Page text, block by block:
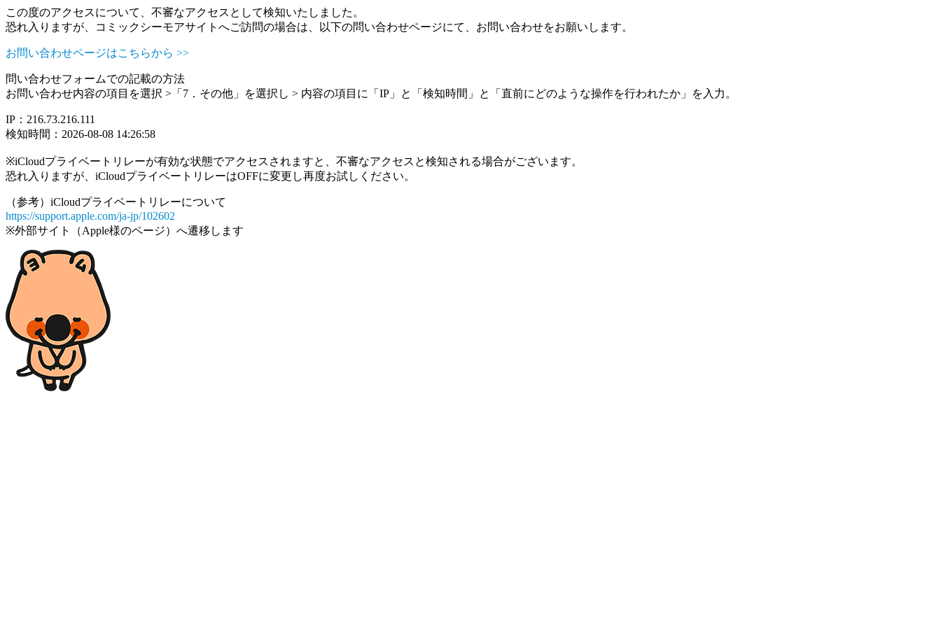
この度のアクセスについて、不審なアクセスとして検知いたしました。
恐れ入りますが、コミックシーモアサイトへご訪問の場合は、以下の問い合わせページにて、お問い合わせをお願いします。
お問い合わせページはこちらから >>
問い合わせフォームでの記載の方法
お問い合わせ内容の項目を選択 >「7．その他」を選択し > 内容の項目に「IP」と「検知時間」と「直前にどのような操作を行われたか」を入力。
IP：216.73.216.111
検知時間：2026-08-08 14:26:58
※iCloudプライベートリレーが有効な状態でアクセスされますと、不審なアクセスと検知される場合がございます。
恐れ入りますが、iCloudプライベートリレーはOFFに変更し再度お試しください。
（参考）iCloudプライベートリレーについて
https://support.apple.com/ja-jp/102602
※外部サイト（Apple様のページ）へ遷移します